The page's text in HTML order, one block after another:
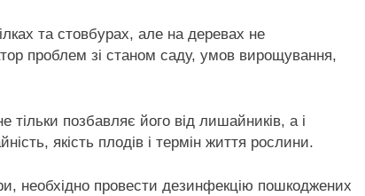
та стовбурах, але на деревах не
проблем зі станом саду, умов вирощування,
тільки позбавляє його від лишайників, а і
якість плодів і термін життя рослини.
необхідно провести дезинфекцію пошкоджених